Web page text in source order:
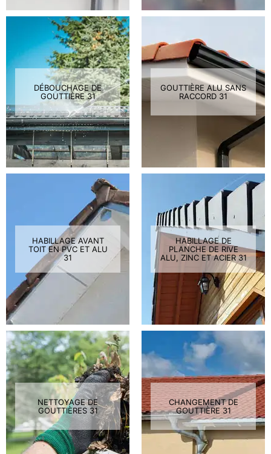
DÉBOUCHAGE DE
GOUTTIÈRE 31
GOUTTIÈRE ALU SANS
RACCORD 31
HABILLAGE AVANT
TOIT EN PVC ET ALU
31
HABILLAGE DE
PLANCHE DE RIVE
ALU, ZINC ET ACIER 31
NETTOYAGE DE
GOUTTIÈRES 31
CHANGEMENT DE
GOUTTIÈRE 31